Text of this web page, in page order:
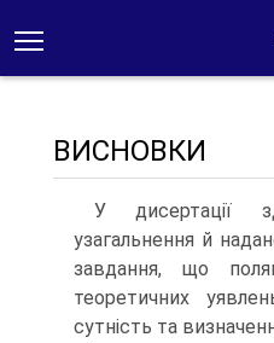
ВИСНОВКИ
У дисертації
узагальнення й
завдання, що
теоретичних
сутність та